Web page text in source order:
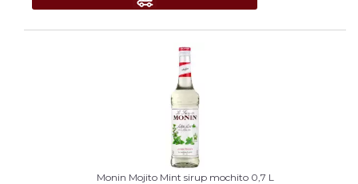
Monin Mojito Mint sirup mochito 0,7 L